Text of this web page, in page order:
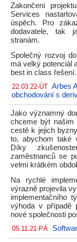
Zakončení
Services
úspěch. Pro
dodavatele, tak
stranám.
Společný rozvoj
má velký potenciál
best in class řešení.
22.03.22-ÚT Arbes
obchodování s
Jako významný
chceme být našim
cestě k jejich
to, abychom také
Díky
zaměstnanců se
velmi krátkém
Na rychlé
výrazně projevila
implementačního
výhoda v případě
nové společnosti
05.11.21-PÁ